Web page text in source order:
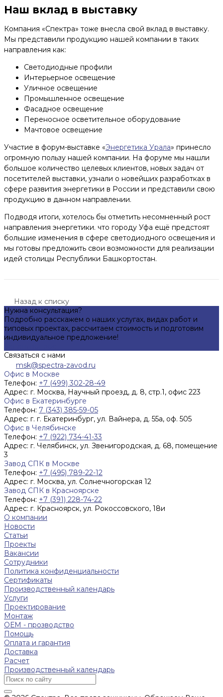
Наш вклад в выставку
Компания «Спектра» тоже внесла свой вклад в выставку.
Мы представили продукцию нашей компании в таких
направления как:
Светодиодные профили
Интерьерное освещение
Уличное освещение
Промышленное освещение
Фасадное освещение
Переносное осветительное оборудование
Мачтовое освещение
Участие в форум-выставке «Энергетика Урала» принесло
огромную пользу нашей компании. На форуме мы нашли
большое количество целевых клиентов, новых задач от
посетителей выставки, узнали о новейших разработках в
сфере развития энергетики в России и представили свою
продукцию в данном направлении.
Подводя итоги, хотелось бы отметить несомненный рост
направления энергетики. что городу Уфа ещё предстоят
большие изменения в сфере светодиодного освещения и
мы готовы предложить свои возможности для реализации
идей столицы Республики Башкортостан.
Назад к списку
Нужна консультация?
Подробно расскажем о наших услугах, видах работ и
типовых проектах, рассчитаем стоимость и подготовим
индивидуальное предложение!
Связаться с нами
msk@spectra-zavod.ru
Офис в Москве
Телефон: +7 (499) 302-28-49
Адрес: г. Москва, Научный проезд, д. 8, стр.1, офис 223
Офис в Екатеринбурге
Телефон: 7 (343) 385-59-05
Адрес: г. г. Екатеринбург, ул. Вайнера, д. 55а, оф. 505
Офис в Челябинске
Телефон: +7 (922) 734-41-33
Адрес: г. Челябинск, ул. Звенигородская, д. 68, помещение
3
Завод СПК в Москве
Телефон: +7 (495) 789-22-12
Адрес: г. Москва, ул. Солнечногорская 12
Завод СПК в Красноярске
Телефон: +7 (391) 228-74-22
Адрес: г. Красноярск, ул. Рокоссовского, 18и
О компании
Новости
Статьи
Проекты
Вакансии
Сотрудники
Политика конфиденциальности
Сертификаты
Производственный календарь
Услуги
Проектирование
Монтаж
ОЕМ - прозводство
Помощь
Оплата и гарантия
Доставка
Расчет
Производственный календарь